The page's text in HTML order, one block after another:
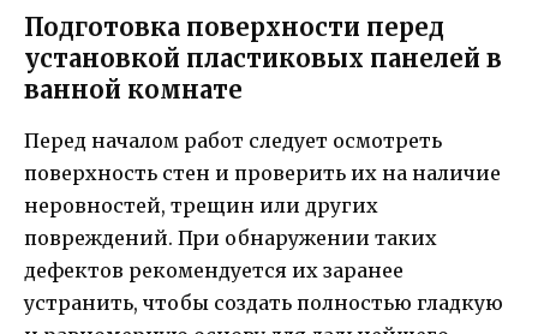
Подготовка поверхности перед
установкой пластиковых панелей в
ванной комнате
Перед началом работ следует осмотреть
поверхность стен и проверить их на наличие
неровностей, трещин или других
повреждений. При обнаружении таких
дефектов рекомендуется их заранее
устранить, чтобы создать полностью гладкую